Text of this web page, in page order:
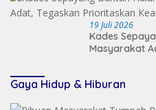
19 Juli 2026
Kades
Masyarakat
Gaya Hidup & Hiburan